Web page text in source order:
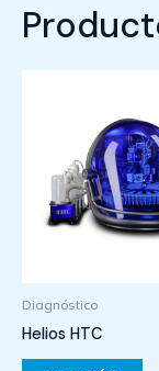
Diagnóstico
Helios HTC